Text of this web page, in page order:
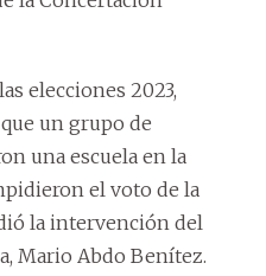
elecciones 2023,
un grupo de
una escuela en la
el voto de la
la intervención del
Mario Abdo Benítez.